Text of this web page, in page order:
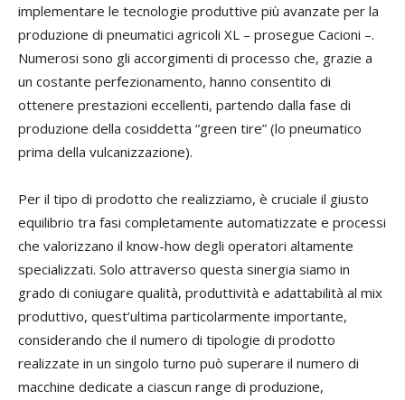
implementare le tecnologie produttive più avanzate per la
produzione di pneumatici agricoli XL – prosegue Cacioni –.
Numerosi sono gli accorgimenti di processo che, grazie a
un costante perfezionamento, hanno consentito di
ottenere prestazioni eccellenti, partendo dalla fase di
produzione della cosiddetta “green tire” (lo pneumatico
prima della vulcanizzazione).
Per il tipo di prodotto che realizziamo, è cruciale il giusto
equilibrio tra fasi completamente automatizzate e processi
che valorizzano il know-how degli operatori altamente
specializzati. Solo attraverso questa sinergia siamo in
grado di coniugare qualità, produttività e adattabilità al mix
produttivo, quest’ultima particolarmente importante,
considerando che il numero di tipologie di prodotto
realizzate in un singolo turno può superare il numero di
macchine dedicate a ciascun range di produzione,